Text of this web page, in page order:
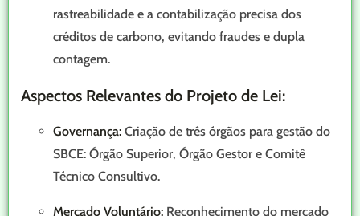
rastreabilidade e a contabilização precisa dos
créditos de carbono, evitando fraudes e dupla
contagem.
Aspectos Relevantes do Projeto de Lei:
Governança: Criação de três órgãos para gestão do
SBCE: Órgão Superior, Órgão Gestor e Comitê
Técnico Consultivo.
Mercado Voluntário: Reconhecimento do mercado